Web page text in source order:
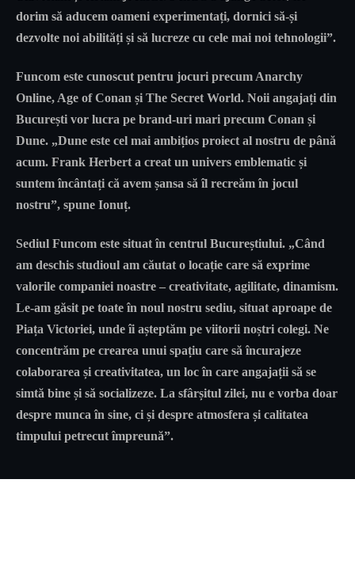
dorim să aducem oameni experimentați, dornici să-și
dezvolte noi abilități și să lucreze cu cele mai noi tehnologii”.
Funcom este cunoscut pentru jocuri precum Anarchy
Online, Age of Conan și The Secret World. Noii angajați din
București vor lucra pe brand-uri mari precum Conan și
Dune. „Dune este cel mai ambițios proiect al nostru de până
acum. Frank Herbert a creat un univers emblematic și
suntem încântați că avem șansa să îl recreăm în jocul
nostru”, spune Ionuț.
Sediul Funcom este situat în centrul Bucureștiului. „Când
am deschis studioul am căutat o locație care să exprime
valorile companiei noastre – creativitate, agilitate, dinamism.
Le-am găsit pe toate în noul nostru sediu, situat aproape de
Piața Victoriei, unde îi așteptăm pe viitorii noștri colegi. Ne
concentrăm pe crearea unui spațiu care să încurajeze
colaborarea și creativitatea, un loc în care angajații să se
simtă bine și să socializeze. La sfârșitul zilei, nu e vorba doar
despre munca în sine, ci și despre atmosfera și calitatea
timpului petrecut împreună”.